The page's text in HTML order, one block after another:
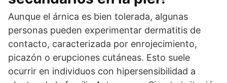
Aunque el árnica es bien tolerada, algunas
personas pueden experimentar dermatitis de
contacto, caracterizada por enrojecimiento,
picazón o erupciones cutáneas. Esto suele
ocurrir en individuos con hipersensibilidad a